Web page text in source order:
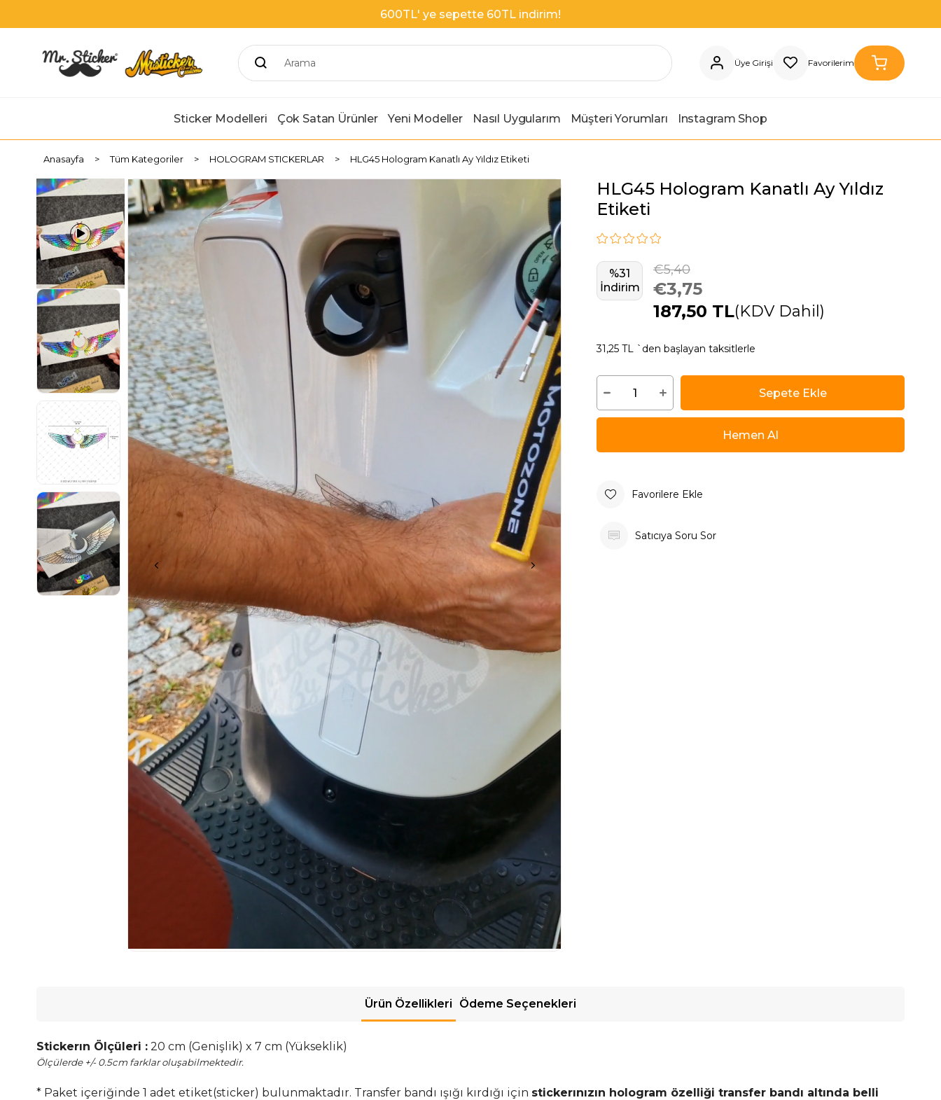
1000TL' ye sepette 100TL indirim!
Üye Girişi Favorilerim
Sticker Modelleri Çok Satan Ürünler Yeni Modeller Nasıl Uygularım Müşteri Yorumları Instagram Shop
Anasayfa Tüm Kategoriler HOLOGRAM STICKERLAR HLG45 Hologram Kanatlı Ay Yıldız Etiketi
HLG45 Hologram Kanatlı Ay Yıldız
Etiketi
%31
İndirim
€5,40
€3,75
187,50 TL(KDV Dahil)
31,25 TL `den başlayan taksitlerle
Favorilere Ekle
Satıcıya Soru Sor
Ürün Özellikleri Ödeme Seçenekleri
Stickerın Ölçüleri : 20 cm (Genişlik) x 7 cm (Yükseklik)
Ölçülerde +/- 0.5cm farklar oluşabilmektedir.
* Paket içeriğinde 1 adet etiket(sticker) bulunmaktadır. Transfer bandı ışığı kırdığı için stickerınızın hologram özelliği transfer bandı altında belli